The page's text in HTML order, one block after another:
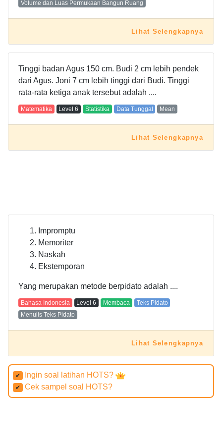
Volume dan Luas Permukaan Bangun Ruang
Lihat Selengkapnya
Tinggi badan Agus 150 cm. Budi 2 cm lebih pendek
dari Agus. Joni 7 cm lebih tinggi dari Budi. Tinggi
rata-rata ketiga anak tersebut adalah ....
Matematika Level 6 Statistika Data Tunggal Mean
Lihat Selengkapnya
Impromptu
Memoriter
Naskah
Ekstemporan
Yang merupakan metode berpidato adalah ....
Bahasa Indonesia Level 6 Membaca
Teks Pidato
Menulis Teks Pidato
Lihat Selengkapnya
✔ Ingin soal latihan HOTS?
✔ Cek sampel soal HOTS?